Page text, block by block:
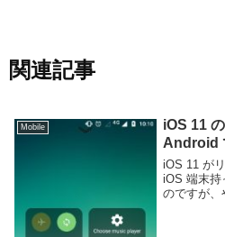
関連記事
Mobile
iOS 11
Android
iOS 11 が
iOS 端末持
のですが、